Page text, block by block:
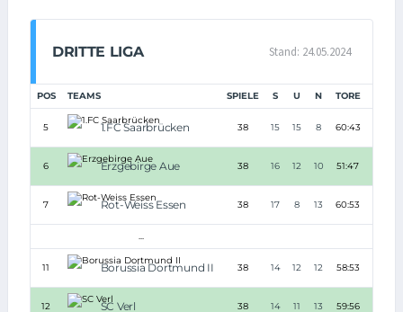
DRITTE LIGA Stand: 24.05.2024
POS TEAMS SPIELE S U N TORE
5 1.FC Saarbrücken 38 15 15 8 60:43
6 Erzgebirge Aue 38 16 12 10 51:47
7 Rot-Weiss Essen 38 17 8 13 60:53
...
11 Borussia Dortmund II 38 14 12 12 58:53
12 SC Verl 38 14 11 13 59:56